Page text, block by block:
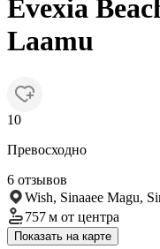
Evexia
Laamu
10
Превосходно
6 отзывов
Wish, Sinaaee Magu,
757 м от центра
Показать на карте